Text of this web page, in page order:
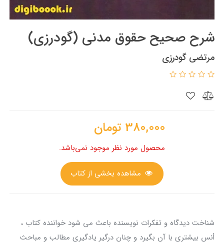
شرح صحیح حقوق مدنی (گودرزی)
مرتضی گودرزی
380,000 تومان
محصول مورد نظر موجود نمی‌باشد.
مشاهده بخشی از کتاب
شناخت دیدگاه و تفکرات نویسنده باعث می شود خواننده کتاب ،
أنس بیشتری با آن بگیرد و چنان درگیر یادگیری مطالب و مباحث